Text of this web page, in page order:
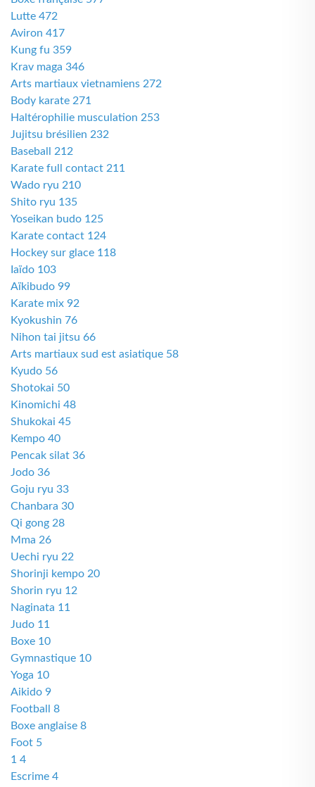
Lutte 472
Aviron 417
Kung fu 359
Krav maga 346
Arts martiaux vietnamiens 272
Body karate 271
Haltérophilie musculation 253
Jujitsu brésilien 232
Baseball 212
Karate full contact 211
Wado ryu 210
Shito ryu 135
Yoseikan budo 125
Karate contact 124
Hockey sur glace 118
Iaïdo 103
Aïkibudo 99
Karate mix 92
Kyokushin 76
Nihon tai jitsu 66
Arts martiaux sud est asiatique 58
Kyudo 56
Shotokai 50
Kinomichi 48
Shukokai 45
Kempo 40
Pencak silat 36
Jodo 36
Goju ryu 33
Chanbara 30
Qi gong 28
Mma 26
Uechi ryu 22
Shorinji kempo 20
Shorin ryu 12
Naginata 11
Judo 11
Boxe 10
Gymnastique 10
Yoga 10
Aikido 9
Football 8
Boxe anglaise 8
Foot 5
1 4
Escrime 4